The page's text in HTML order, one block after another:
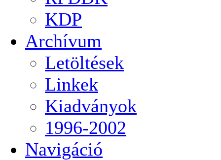
KDP
Archívum
Letöltések
Linkek
Kiadványok
1996-2002
Navigáció